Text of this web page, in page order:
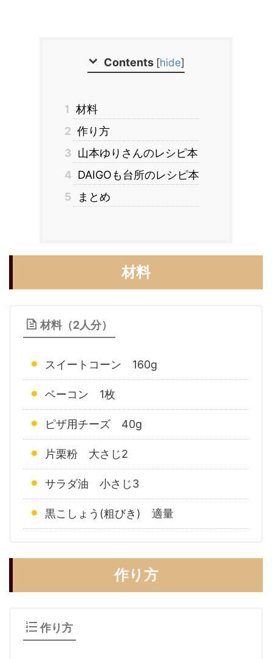
Contents [hide]
1 材料
2 作り方
3 山本ゆりさんのレシピ本
4 DAIGOも台所のレシピ本
5
まとめ
材料
材料（2人分）
スイートコーン 160g
ベーコン 1枚
ピザ用チーズ 40g
片栗粉 大さじ2
サラダ油 小さじ3
黒こしょう(粗びき) 適量
作り方
作り方